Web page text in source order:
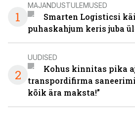
1
MAJANDUSTULEMUSED
Smarten Logisticsi
puhaskahjum keris juba
2
UUDISED
Kohus kinnitas pika
transpordifirma
kõik ära maksta!”